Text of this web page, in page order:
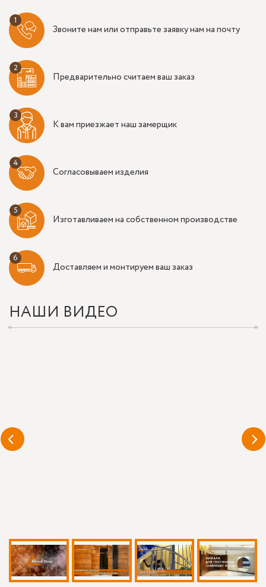
Звоните нам или отправьте заявку нам на почту
Предварительно считаем ваш заказ
К вам приезжает наш замерщик
Согласовываем изделия
Изготавливаем на собственном производстве
Доставляем и монтируем ваш заказ
НАШИ ВИДЕО